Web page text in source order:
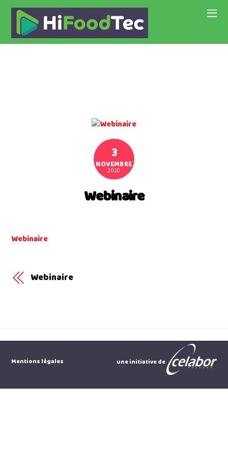
3
NOVEMBRE
2020
Webinaire
Webinaire
Webinaire
Mentions légales une initiative de